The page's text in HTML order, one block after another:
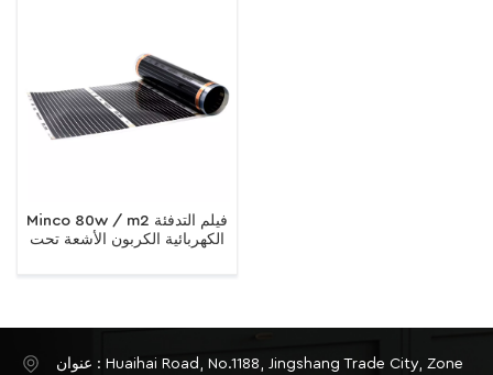
Minco 80w / m2 فيلم التدفئة
الكهربائية الكربون الأشعة تحت
عنوان : Huaihai Road, No.1188, Jingshang Trade City, Zone